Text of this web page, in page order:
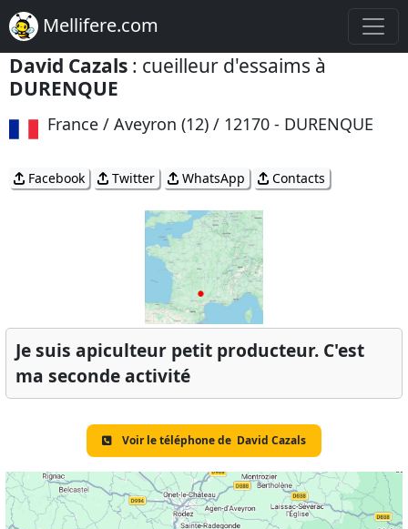
Mellifere.com
David Cazals : cueilleur d'essaims à
DURENQUE
France / Aveyron (12) / 12170 - DURENQUE
Facebook Twitter WhatsApp Contacts
Je suis apiculteur petit producteur. C'est
ma seconde activité
Voir le téléphone de David Cazals